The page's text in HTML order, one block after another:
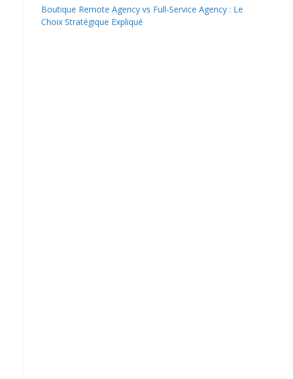
Boutique Remote Agency vs Full-Service Agency : Le
Choix Stratégique Expliqué